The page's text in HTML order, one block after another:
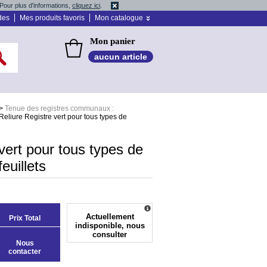
plus d'informations, cliquez ici
Mes produits favoris Mon catalogue
Mon panier
aucun article
Tenue des registres communaux :
Registre vert pour tous types de
pour tous types de
Prix Total
Nous
contacter
Actuellement
indisponible, nous
consulter